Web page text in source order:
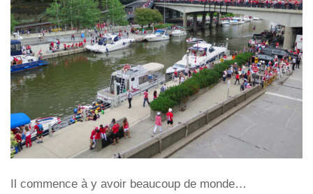
Il commence à y avoir beaucoup de monde…